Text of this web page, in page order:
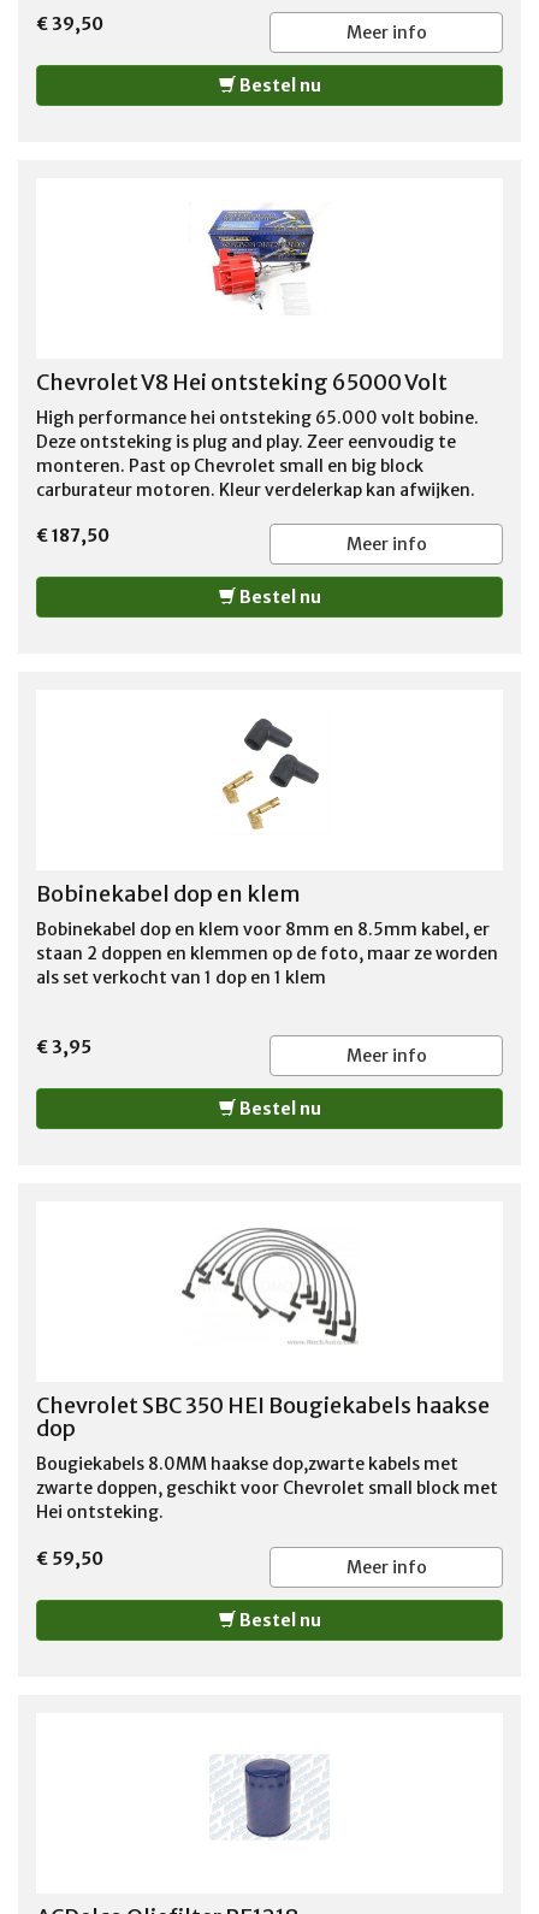
€ 39,50 Meer info
Bestel nu
Chevrolet V8 Hei ontsteking 65000 Volt
High performance hei ontsteking 65.000 volt bobine.
Deze ontsteking is plug and play. Zeer eenvoudig te
monteren. Past op Chevrolet small en big block
carburateur motoren. Kleur verdelerkap kan afwijken.
€ 187,50
Meer info
Bestel nu
Bobinekabel dop en klem
Bobinekabel dop en klem voor 8mm en 8.5mm kabel, er
staan 2 doppen en klemmen op de foto, maar ze worden
als set verkocht van 1 dop en 1 klem
€ 3,95 Meer info
Bestel nu
Chevrolet SBC 350 HEI Bougiekabels haakse
dop
Bougiekabels 8.0MM haakse dop,zwarte kabels met
zwarte doppen, geschikt voor Chevrolet small block met
Hei ontsteking.
€ 59,50 Meer info
Bestel nu